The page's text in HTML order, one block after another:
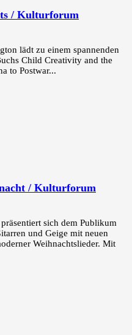
/ Kulturforum
lädt zu einem spannenden
Child Creativity and the
to Postwar...
/ Kulturforum
sich dem Publikum
und Geige mit neuen
Weihnachtslieder. Mit